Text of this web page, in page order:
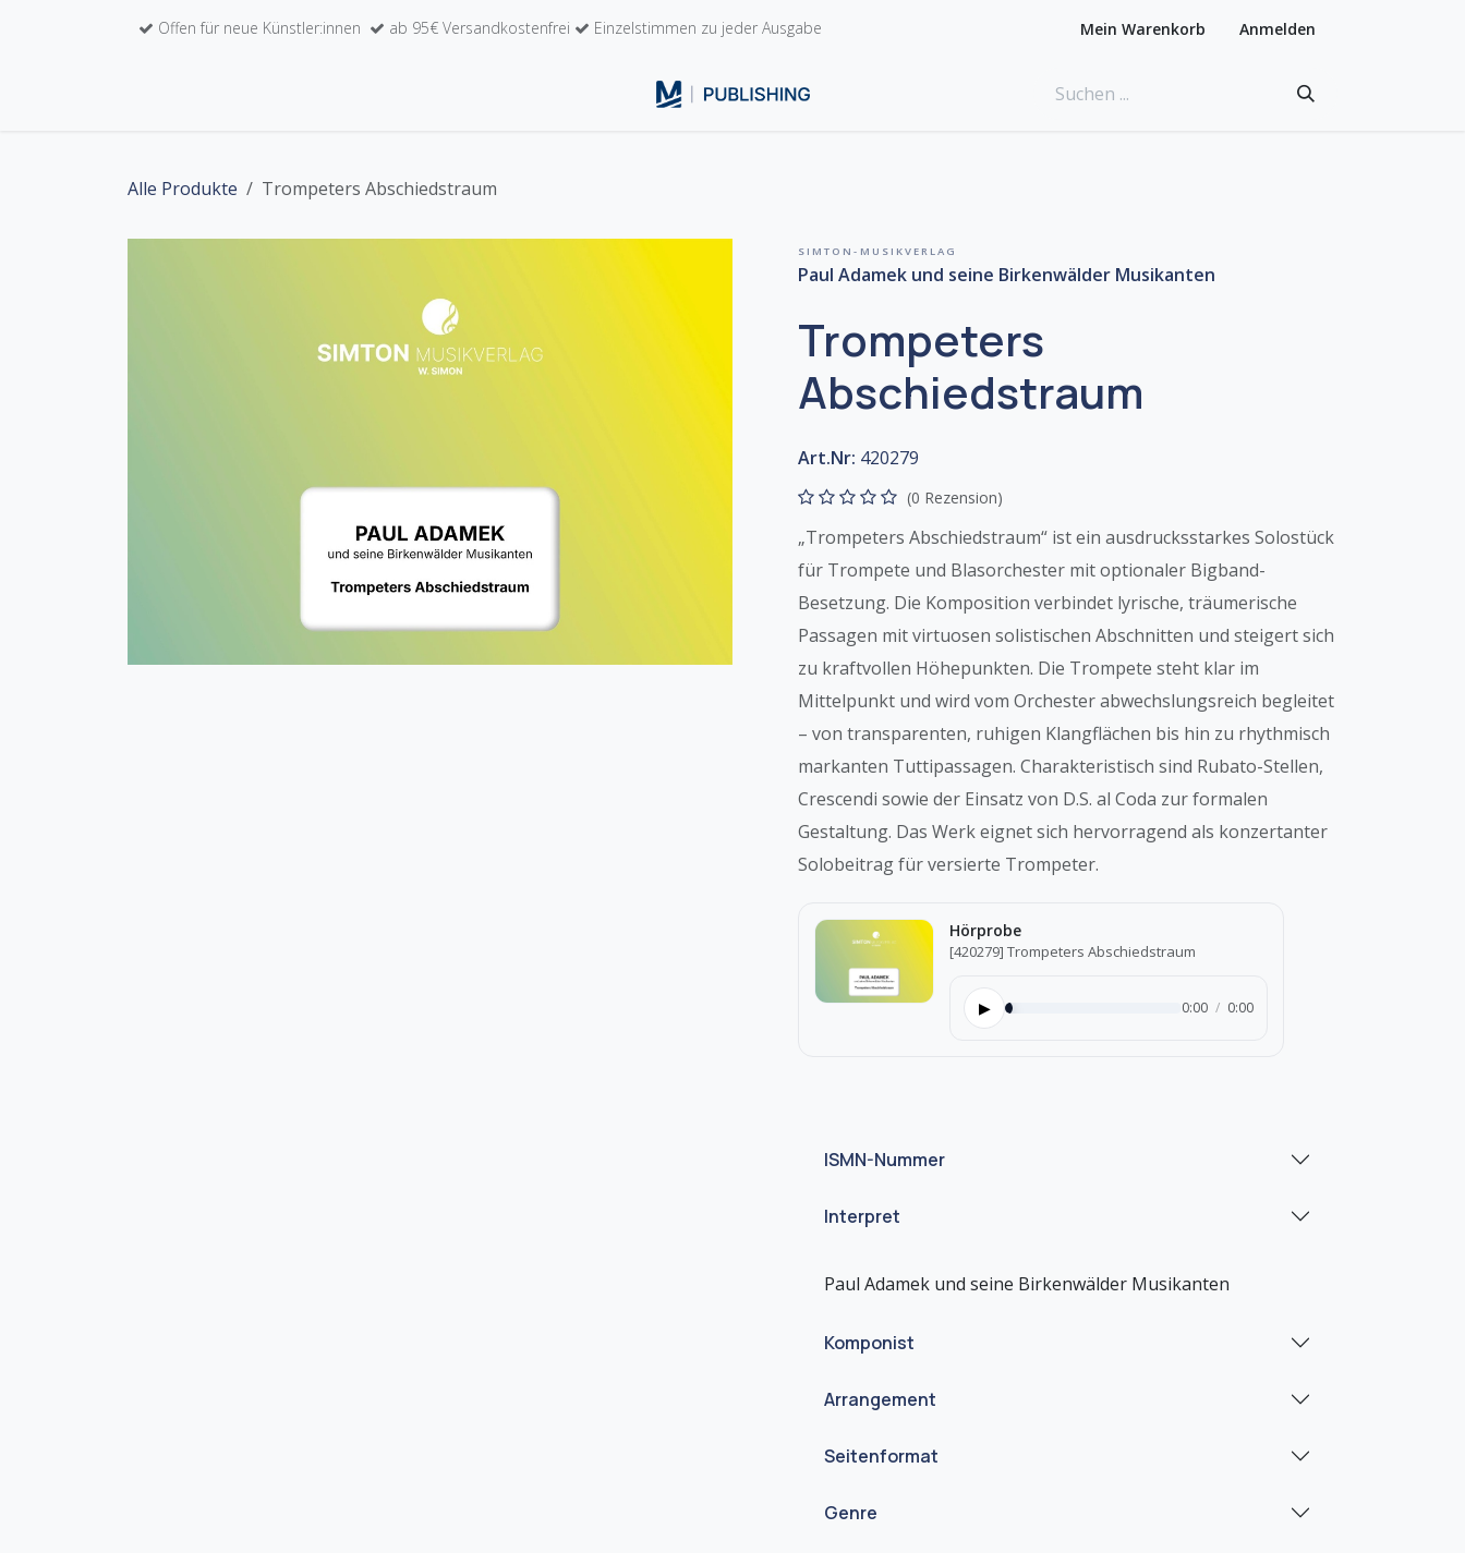
Offen für neue Künstler:innen ab 95€ Versandkostenfrei Einzelstimmen zu jeder Ausgabe Mein Warenkorb Anmelden
Alle Produkte Trompeters Abschiedstraum
SIMTON-MUSIKVERLAG
Paul Adamek und seine Birkenwälder Musikanten
Trompeters
Abschiedstraum
Art.Nr: 420279
(0 Rezension)
„Trompeters Abschiedstraum“ ist ein ausdrucksstarkes Solostück
für Trompete und Blasorchester mit optionaler Bigband-
Besetzung. Die Komposition verbindet lyrische, träumerische
Passagen mit virtuosen solistischen Abschnitten und steigert sich
zu kraftvollen Höhepunkten. Die Trompete steht klar im
Mittelpunkt und wird vom Orchester abwechslungsreich begleitet
– von transparenten, ruhigen Klangflächen bis hin zu rhythmisch
markanten Tuttipassagen. Charakteristisch sind Rubato-Stellen,
Crescendi sowie der Einsatz von D.S. al Coda zur formalen
Gestaltung. Das Werk eignet sich hervorragend als konzertanter
Solobeitrag für versierte Trompeter.
Hörprobe
[420279] Trompeters Abschiedstraum
▶ 0:00 / 0:00
ISMN-Nummer
Interpret
Komponist
Arrangement
Seitenformat
Genre